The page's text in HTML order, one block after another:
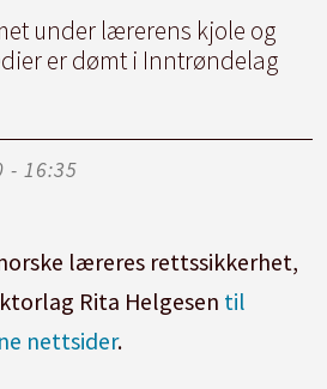
under lærerens kjole og
er dømt i Inntrøndelag
- 16:35
læreres rettssikkerhet,
Rita Helgesen til
nettsider.